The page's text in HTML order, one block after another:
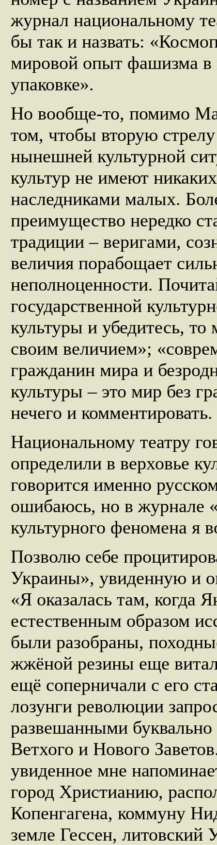
журнал национальному
бы так и назвать:
мировой опыт фашизма в
упаковке».
Но вообще-то, помимо
том, чтобы вторую
нынешней культурной
культур не имеют
наследниками малых.
преимущество нередко
традиции – веригами,
величия порабощает
неполноценности.
государственной
культуры и убедитесь,
своим величием»;
гражданин мира и
культуры – это мир без
нечего и комментировать.
Национальному театру
определили в верховье
говорится именно
ошибаюсь, но в журнале
культурного феномена я
Позволю себе
Украины», увиденную и
«Я оказалась там, когда
естественным образом
были разобраны,
жжёной резины еще
ещё соперничали с его
лозунги революции
развешанными
Ветхого и Нового
увиденное мне
город Христианию,
Копенгагена, коммуну
земле Гессен, литовский